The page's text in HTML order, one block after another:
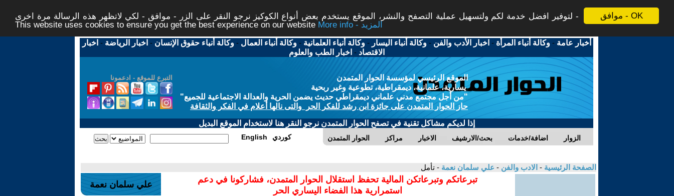
موافق - OK
لتوفير افضل خدمة لكم ولتسهيل عملية التصفح والنشر، الموقع يستخدم بعض أنواع الكوكيز نرجو النقر على الزر - موافق - لكي لاتظهر هذه الرسالة مرة اخرى -
This website uses cookies to ensure you get the best experience on our website
More info - المزيد
أخبار عامة -وكالة أنباء المرأة - اخبار الأدب والفن -وكالة أنباء اليسار -وكالة أنباء العلمانية -وكالة أنباء العمال -وكالة أنباء حقوق الإنسان - اخبار الرياضة - اخبار
الاقتصاد - اخبار الطب والعلوم
التبرع للموقع - ادعمونا
الموقع الرئيسي لمؤسسة الحوار المتمدن
يسارية، علمانية، ديمقراطية، تطوعية وغير ربحية
"من أجل مجتمع مدني علماني ديمقراطي حديث يضمن الحرية والعدالة الاجتماعية للجميع"
حاز الحوار المتمدن على جائزة ابن رشد للفكر الحر والتى نالها أعلام في الفكر والثقافة
إذا لديكم مشاكل تقنية في تصفح الحوار المتمدن نرجو النقر هنا لاستخدام الموقع البديل
الحوار المتمدن مراكز الاخبار بحث/الارشيف اضافة/خدمات الزوار English كوردي
الصفحة الرئيسية - الادب والفن - علي سلمان نعمة - تأمل
تبرعاتكم وتبرعاتكن المالية تحفظ استقلال الحوار المتمدن، فشاركونا في دعم
استمرارية هذا الفضاء اليساري الحر
علي سلمان نعمة